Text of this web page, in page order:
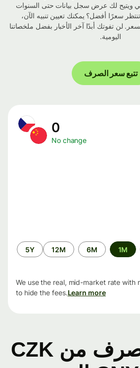
لك عرض سجل بيانات حتى السنوات
سعرًا أفضل؟ يمكنك تعيين تنبيه الآن،
لن تفوتك أبدًا آخر الأخبار بفضل ملخصاتنا
اليومية.
تتبع سعر الصرف
No change
1M
6M
12M
5Y
We use the real, mid-market rate
to hide the fees.Learn more
أسعار الصرف من CZK